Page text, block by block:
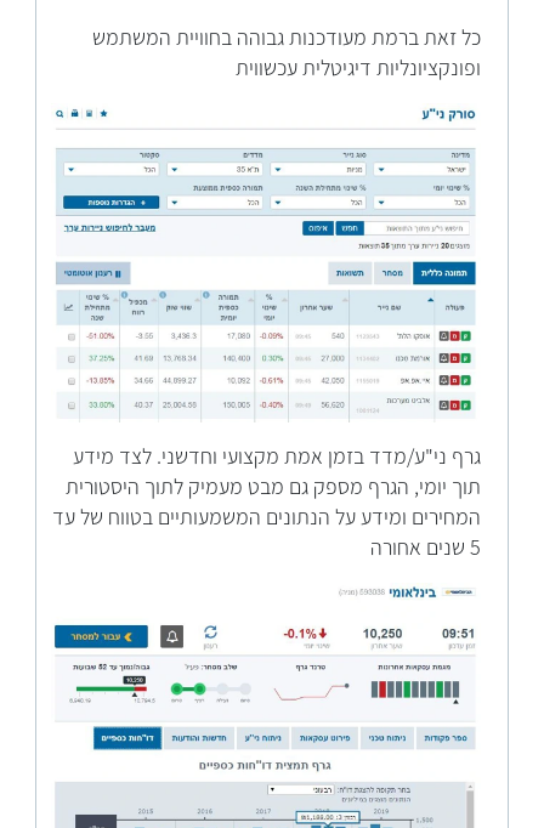
כל זאת ברמת מעודכנות גבוהה בחוויית המשתמש
ופונקציונליות דיגיטלית עכשווית
גרף ני"ע/מדד בזמן אמת מקצועי וחדשני. לצד מידע
תוך יומי, הגרף מספק גם מבט מעמיק לתוך היסטורית
המחירים ומידע על הנתונים המשמעותיים בטווח של עד
5 שנים אחורה